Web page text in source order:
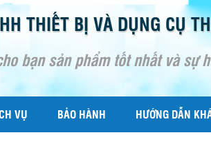
THIẾT BỊ VÀ DỤNG CỤ
bạn sản phẩm tốt nhất và sự
VỤ BẢO HÀNH HƯỚNG DẪN